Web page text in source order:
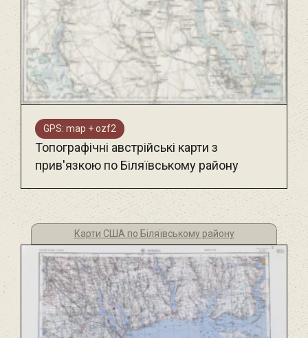
GPS: map + ozf2
Топографічні австрійські карти з
прив'язкою по Біляївському району
Карти США по Біляївському району